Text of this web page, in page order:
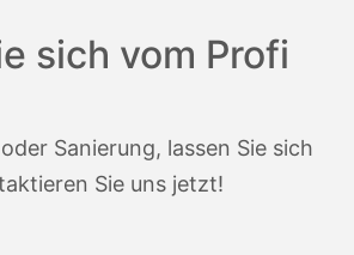
sich vom Profi
Sanierung, lassen Sie sich
Sie uns jetzt!